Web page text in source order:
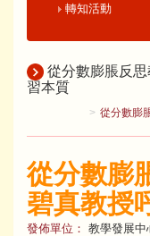
轉知活動
從分數膨脹反
習本質
從分數膨
從分數膨
碧真教授
發佈單位： 教學發展中